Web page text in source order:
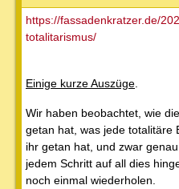
https://fassadenkratzer.de/
totalitarismus/
Einige kurze Auszüge
Wir haben beobachtet, wie
getan hat, was jede totalitäre
ihr getan hat, und zwar
jedem Schritt auf all dies
noch einmal wiederholen.